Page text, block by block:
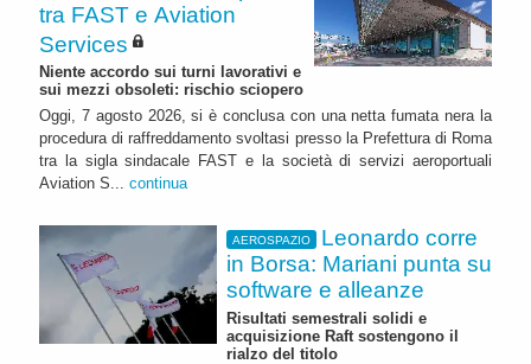
tra FAST e Aviation
Services
Niente accordo sui turni lavorativi e
sui mezzi obsoleti: rischio sciopero
Oggi, 7 agosto 2026, si è conclusa con una netta fumata nera la
procedura di raffreddamento svoltasi presso la Prefettura di Roma
tra la sigla sindacale FAST e la società di servizi aeroportuali
Aviation S... continua
AEROSPAZIO
Leonardo corre
in Borsa: Mariani punta su
software e alleanze
Risultati semestrali solidi e
acquisizione Raft sostengono il
rialzo del titolo